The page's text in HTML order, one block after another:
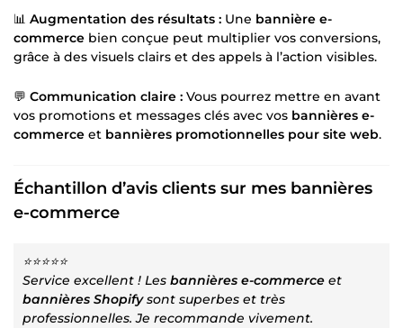
📊 Augmentation des résultats : Une bannière e-
commerce bien conçue peut multiplier vos conversions,
grâce à des visuels clairs et des appels à l’action visibles.
💬 Communication claire : Vous pourrez mettre en avant
vos promotions et messages clés avec vos bannières e-
commerce et bannières promotionnelles pour site web.
Échantillon d’avis clients sur mes bannières
e-commerce
⭐⭐⭐⭐⭐
Service excellent ! Les bannières e-commerce et
bannières Shopifysont superbes et très
professionnelles. Je recommande vivement.